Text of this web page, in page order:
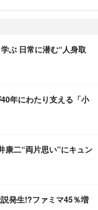
ぶ 日常に潜む“人身取
年にわたり支える「小
康二“両片思い”にキュン
発生!?ファミマ45％増